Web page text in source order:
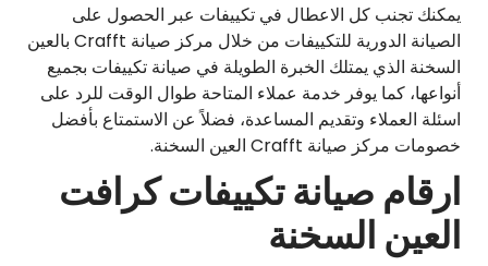
يمكنك تجنب كل الاعطال في تكييفات عبر الحصول على
الصيانة الدورية للتكييفات من خلال مركز صيانة Crafft بالعين
السخنة الذي يمتلك الخبرة الطويلة في صيانة تكييفات بجميع
أنواعها، كما يوفر خدمة عملاء المتاحة طوال الوقت للرد على
اسئلة العملاء وتقديم المساعدة، فضلاً عن الاستمتاع بأفضل
خصومات مركز صيانة Crafft العين السخنة.
ارقام صيانة تكييفات كرافت
العين السخنة